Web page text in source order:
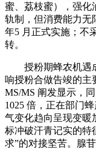
蜜、荔枝蜜），强化
轨制，但消费能力无
年5 月正式实施；不
转。
授粉期蜂农机遇成
响授粉合做告竣的主
MS/MS 阐发显示，
1025 倍，正在部门
气变化趋向呈现变暖
标冲破汗青记实的特
求”的对接坚苦。腺